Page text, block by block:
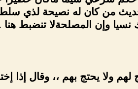
من كان له نصيحة لذي
وإن المصلحةلا تنضبط هنا
ولا يحتج بهم ،، وقال إذا